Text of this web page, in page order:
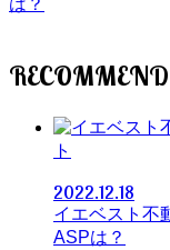
は？
RECOMMEND
ト
2022.12.18
イエベスト不
ASPは？